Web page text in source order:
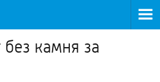
камня за